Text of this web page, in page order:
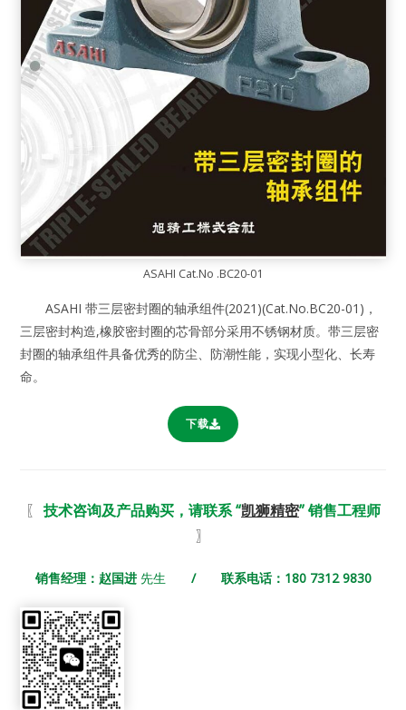
ASAHI Cat.No .BC20-01
ASAHI 带三层密封圈的轴承组件(2021)(Cat.No.BC20-01)，
三层密封构造,橡胶密封圈的芯骨部分采用不锈钢材质。带三层密
封圈的轴承组件具备优秀的防尘、防潮性能，实现小型化、长寿
命。
下载
〖 技术咨询及产品购买，请联系 “凯狮精密” 销售工程师
〗
销售经理：赵国进 先生 / 联系电话：180 7312 9830